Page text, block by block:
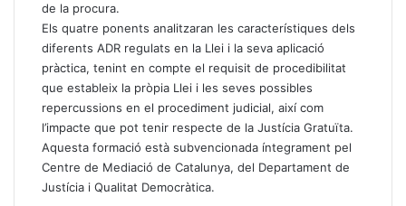
de la procura.
Els quatre ponents analitzaran les característiques dels
diferents ADR regulats en la Llei i la seva aplicació
pràctica, tenint en compte el requisit de procedibilitat
que estableix la pròpia Llei i les seves possibles
repercussions en el procediment judicial, així com
l’impacte que pot tenir respecte de la Justícia Gratuïta.
Aquesta formació està subvencionada íntegrament pel
Centre de Mediació de Catalunya, del Departament de
Justícia i Qualitat Democràtica.